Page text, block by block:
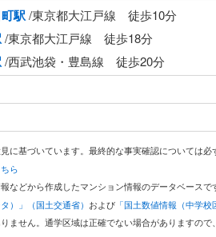
駅/東京都大江戸線 徒歩10分
/東京都大江戸線 徒歩18分
/西武池袋・豊島線 徒歩20分
に基づいています。最終的な事実確認については必
ら
などから作成したマンション情報のデータベース
）」（国土交通省） および 「国土数値情報（中学
ません。通学区域は正確でない場合がありますの